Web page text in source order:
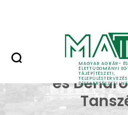
MAGYAR AGRÁR- ÉS
ÉLETTUDOMÁNYI
TÁJÉPÍTÉSZETI,
DÍSZKERTÉSZETI
Februári
és